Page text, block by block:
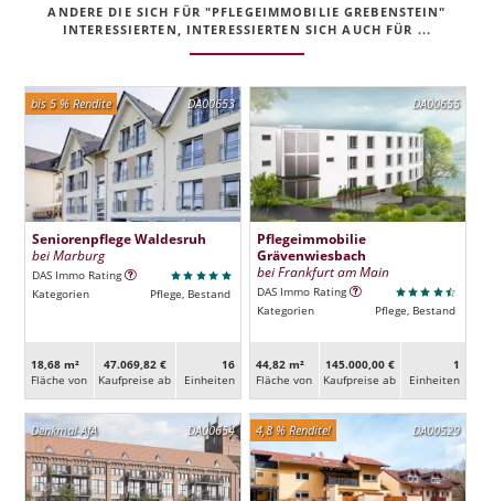
ANDERE DIE SICH FÜR "PFLEGEIMMOBILIE GREBENSTEIN"
INTERESSIERTEN, INTERESSIERTEN SICH AUCH FÜR ...
DA00653
bis 5 % Rendite
Seniorenpflege Waldesruh
bei Marburg
DAS Immo Rating
Kategorien
Pflege, Bestand
18,68 m²
Fläche von
47.069,82 €
Kaufpreise ab
16
Ein­heiten
DA00655
Pflegeimmobilie
Grävenwiesbach
bei Frankfurt am Main
DAS Immo Rating
Kategorien
Pflege, Bestand
44,82 m²
Fläche von
145.000,00 €
Kaufpreise ab
1
Ein­heiten
DA00654
Denkmal-AfA DA00529
4,8 % Rendite!